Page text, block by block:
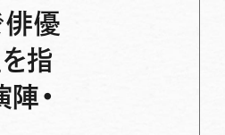
俳優
指
・